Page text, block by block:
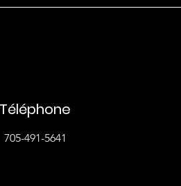
Téléphone
705-491-5641